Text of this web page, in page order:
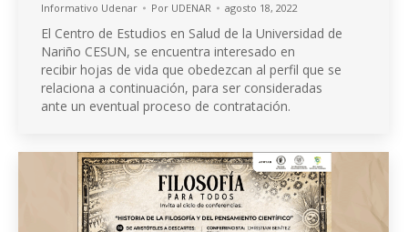
Informativo Udenar Por UDENAR agosto 18, 2022
El Centro de Estudios en Salud de la Universidad de
Nariño CESUN, se encuentra interesado en
recibir hojas de vida que obedezcan al perfil que se
relaciona a continuación, para ser consideradas
ante un eventual proceso de contratación.